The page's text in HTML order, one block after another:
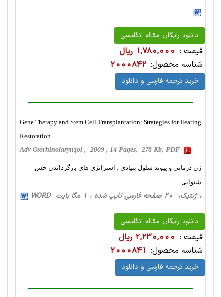
دانلود رایگان مقاله انگلیسی
قیمت : 1,780,000 ریال
شناسه محصول: 2000842
خرید ترجمه فارسی و دانلود
Gene Therapy and Stem Cell Transplantation: Strategies for Hearing
Restoration
Adv Otorhinolaryngol , 2009 , 14 Pages, 278 Kb, PDF
ژن درمانی و پیوند سلول بنیادی : استراتژی های بازگرداندن حس
شنوایی
، ژنتیک، 20 صفحه فارسی تایپ شده ، 1 مگا بایت WORD
دانلود رایگان مقاله انگلیسی
قیمت : 2,230,000 ریال
شناسه محصول: 2000841
خرید ترجمه فارسی و دانلود